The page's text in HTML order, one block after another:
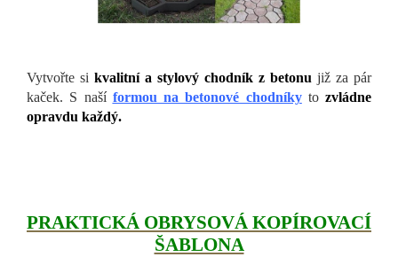
Vytvořte si kvalitní a stylový chodník z betonu již za pár
kaček. S naší formou na betonové chodníkyto zvládne
opravdu každý.
PRAKTICKÁ OBRYSOVÁ KOPÍROVACÍ
ŠABLONA